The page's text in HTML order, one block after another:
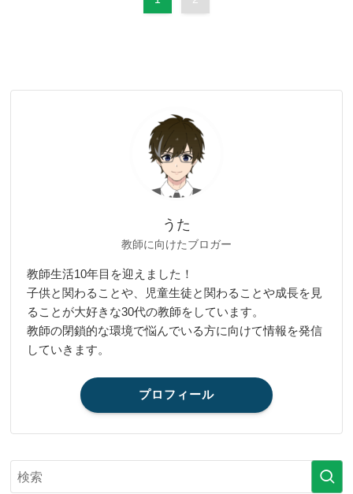
うた
教師に向けたブロガー
教師生活10年目を迎えました！
子供と関わることや、児童生徒と関わることや成長を見
ることが大好きな30代の教師をしています。
教師の閉鎖的な環境で悩んでいる方に向けて情報を発信
していきます。
プロフィール